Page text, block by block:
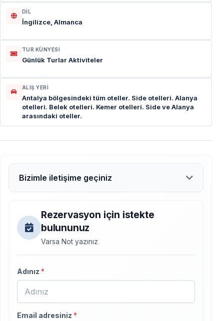
DIL
İngilizce, Almanca
TUR KÜNYESI
Günlük Turlar Aktiviteler
ALIŞ YERI
Antalya bölgesindeki tüm oteller. Side otelleri. Alanya
otelleri. Belek otelleri. Kemer otelleri. Side ve Alanya
arasındaki oteller.
Bizimle iletişime geçiniz
Rezervasyon için istekte
bulununuz
Varsa Not yazınız
Adınız *
Email adresiniz *